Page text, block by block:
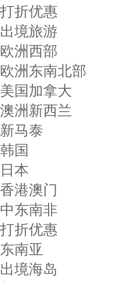
打折优惠
出境旅游
欧洲西部
欧洲东南北部
美国加拿大
澳洲新西兰
新马泰
韩国
日本
香港澳门
中东南非
打折优惠
东南亚
出境海岛